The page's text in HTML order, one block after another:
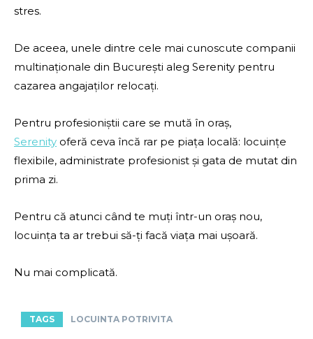
stres.
De aceea, unele dintre cele mai cunoscute companii
multinaționale din București aleg Serenity pentru
cazarea angajaților relocați.
Pentru profesioniștii care se mută în oraș,
Serenity oferă ceva încă rar pe piața locală: locuințe
flexibile, administrate profesionist și gata de mutat din
prima zi.
Pentru că atunci când te muți într-un oraș nou,
locuința ta ar trebui să-ți facă viața mai ușoară.
Nu mai complicată.
TAGS LOCUINTA POTRIVITA